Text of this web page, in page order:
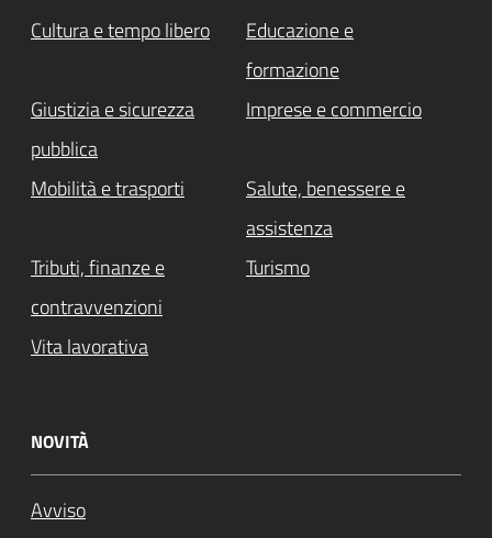
Cultura e tempo libero
Educazione e
formazione
Giustizia e sicurezza
pubblica
Imprese e commercio
Mobilità e trasporti
Salute, benessere e
assistenza
Tributi, finanze e
contravvenzioni
Turismo
Vita lavorativa
NOVITÀ
Avviso